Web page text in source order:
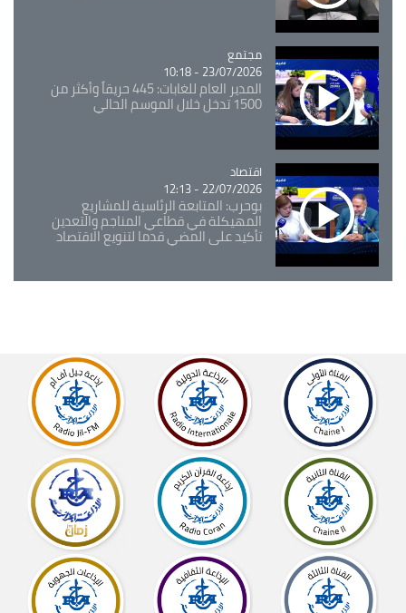
Catégorie
مجتمع
23/07/2026 - 10:18
المدير العام للغابات: 445 حريقاً وأكثر من
1500 تدخل خلال الموسم الحالي
Catégorie
اقتصاد
22/07/2026 - 12:13
بوحرب: المتابعة الرئاسية للمشاريع
المهيكلة في قطاعي المناجم والتعدين
تأكيد على المضي قدما لتنويع الاقتصاد